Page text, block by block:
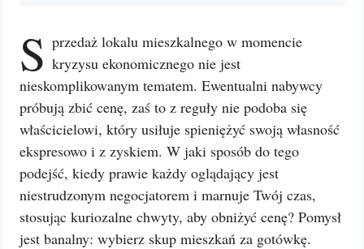
S przedaż lokalu mieszkalnego w momencie
kryzysu ekonomicznego nie jest
nieskomplikowanym tematem. Ewentualni nabywcy
próbują zbić cenę, zaś to z reguły nie podoba się
właścicielowi, który usiłuje spieniężyć swoją własność
ekspresowo i z zyskiem. W jaki sposób do tego
podejść, kiedy prawie każdy oglądający jest
niestrudzonym negocjatorem i marnuje Twój czas,
stosując kuriozalne chwyty, aby obniżyć cenę? Pomysł
jest banalny: wybierz skup mieszkań za gotówkę.